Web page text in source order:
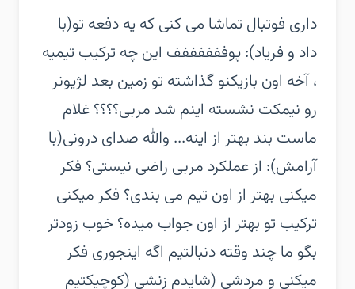
‏‏داری فوتبال تماشا می کنی که یه دفعه تو(با
داد و فریاد): پوففففففف این چه ترکیب تیمیه
، آخه اون بازیکنو گذاشته تو زمین بعد لژیونر
رو نیمکت نشسته اینم شد مربی؟؟؟؟ غلام
ماست بند بهتر از اینه... والله صدای درونی(با
آرامش): از عملکرد مربی راضی نیستی؟ فکر
میکنی بهتر از اون تیم می بندی؟ فکر میکنی
ترکیب تو بهتر از اون جواب میده؟ خوب زودتر
بگو ما چند وقته دنبالتیم اگه اینجوری فکر
میکنی و مردشی (شایدم زنشی (کوچیکتیم